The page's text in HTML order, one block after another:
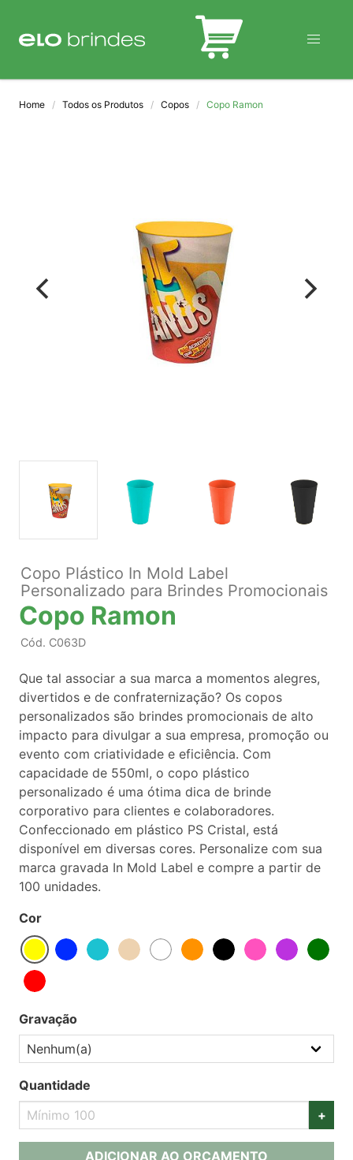
BLOG
Home Todos os Produtos Copos Copo Ramon
Copo Plástico In Mold Label
Personalizado para Brindes Promocionais
Copo Ramon
Cód. C063D
Que tal associar a sua marca a momentos alegres,
divertidos e de confraternização? Os copos
personalizados são brindes promocionais de alto
impacto para divulgar a sua empresa, promoção ou
evento com criatividade e eficiência. Com
capacidade de 550ml, o copo plástico
personalizado é uma ótima dica de brinde
corporativo para clientes e colaboradores.
Confeccionado em plástico PS Cristal, está
disponível em diversas cores. Personalize com sua
marca gravada In Mold Label e compre a partir de
100 unidades.
Cor
Gravação
Quantidade
+
ADICIONAR AO ORÇAMENTO